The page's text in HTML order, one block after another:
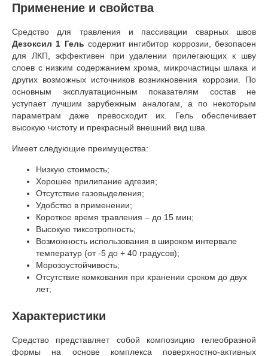
Применение и свойства
Средство для травления и пассивации сварных швов
Дезоксил 1 Гель содержит ингибитор коррозии, безопасен
для ЛКП, эффективен при удалении прилегающих к шву
слоев с низким содержанием хрома, микрочастицы шлака и
других возможных источников возникновения коррозии. По
основным эксплуатационным показателям состав не
уступает лучшим зарубежным аналогам, а по некоторым
параметрам даже превосходит их. Гель обеспечивает
высокую чистоту и прекрасный внешний вид шва.
Имеет следующие преимущества:
Низкую стоимость;
Хорошее прилипание адгезия;
Отсутствие газовыделения;
Удобство в применении;
Короткое время травления – до 15 мин;
Высокую тиксотропность;
Возможность использования в широком интервале
температур (от -5 до + 40 градусов);
Морозоустойчивость;
Отсутствие комкования при хранении сроком до двух
лет;
Характеристики
Средство представляет собой композицию гелеобразной
формы на основе комплекса поверхностно-активных